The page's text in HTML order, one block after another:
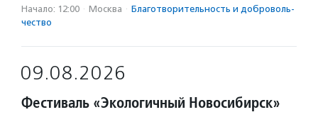
Начало: 12:00 · Москва · Благотвори­тель­ность и доброволь­
чест­во
09.08.2026
Фестиваль «Экологичный Новосибирск»